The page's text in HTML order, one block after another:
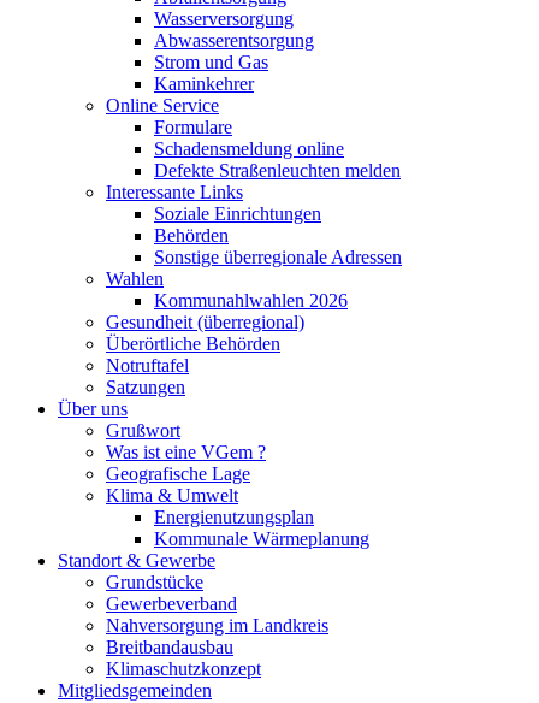
Wasserversorgung
Abwasserentsorgung
Strom und Gas
Kaminkehrer
Online Service
Formulare
Schadensmeldung online
Defekte Straßenleuchten melden
Interessante Links
Soziale Einrichtungen
Behörden
Sonstige überregionale Adressen
Wahlen
Kommunahlwahlen 2026
Gesundheit (überregional)
Überörtliche Behörden
Notruftafel
Satzungen
Über uns
Grußwort
Was ist eine VGem ?
Geografische Lage
Klima & Umwelt
Energienutzungsplan
Kommunale Wärmeplanung
Standort & Gewerbe
Grundstücke
Gewerbeverband
Nahversorgung im Landkreis
Breitbandausbau
Klimaschutzkonzept
Mitgliedsgemeinden